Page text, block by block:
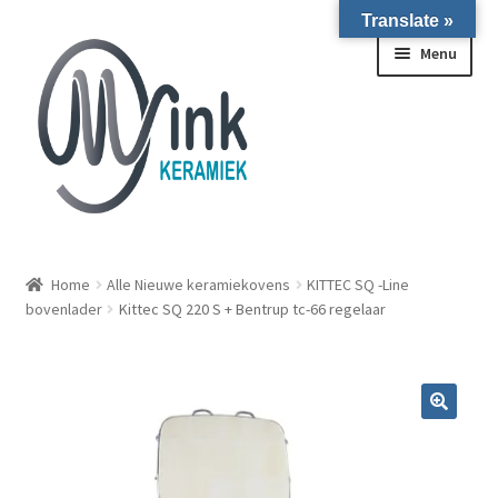
Ga door naar navigatie
Ga naar de inhoud
Menu
WIERINGERWERF
Home Alle Nieuwe keramiekovens
KITTEC SQ -Line
bovenlader
Kittec SQ 220 S + Bentrup tc-66 regelaar
Translate »